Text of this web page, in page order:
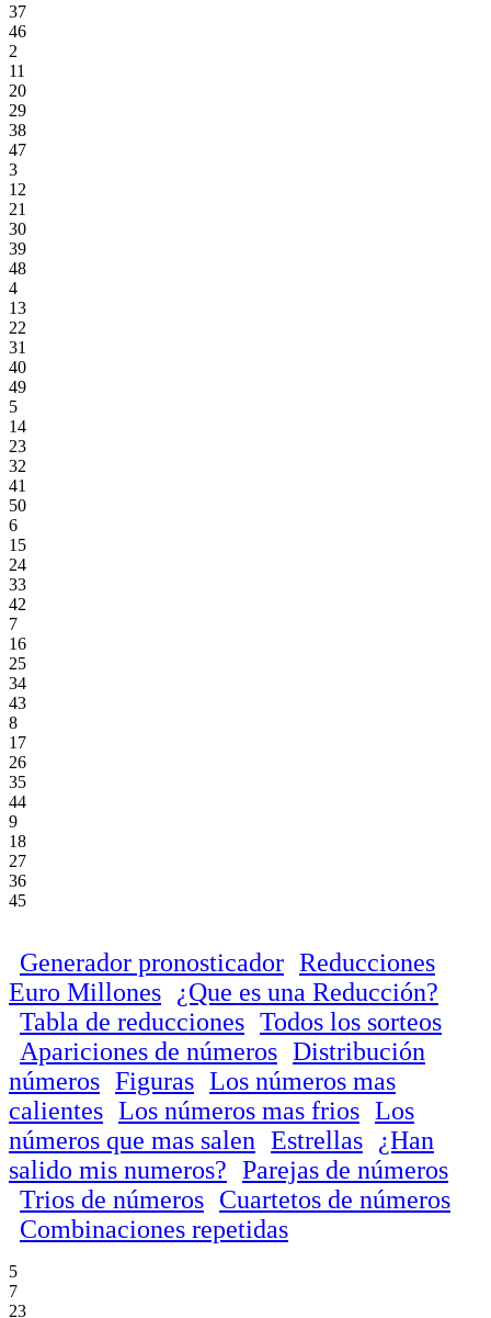
37
46
2
11
20
29
38
47
3
12
21
30
39
48
4
13
22
31
40
49
5
14
23
32
41
50
6
15
24
33
42
7
16
25
34
43
8
17
26
35
44
9
18
27
36
45
Generador pronosticador Reducciones
Euro Millones
¿Que es una Reducción?
Tabla de reducciones Todos los sorteos
Apariciones de números Distribución
números Figuras Los números mas
calientes Los números mas frios Los
números que mas salen Estrellas
¿Han
salido mis numeros? Parejas de números
Trios de números Cuartetos de números
Combinaciones repetidas
5
7
23